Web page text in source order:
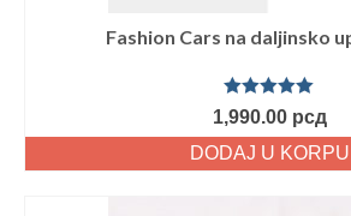
Fashion Cars na daljinsko
Ocenjeno
sa5.00 od
5
1,990.00 рсд
DODAJ U KORPU